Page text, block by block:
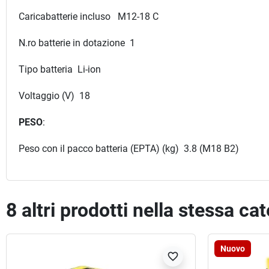
Caricabatterie incluso M12-18 C
N.ro batterie in dotazione 1
Tipo batteria Li-ion
Voltaggio (V) 18
PESO:
Peso con il pacco batteria (EPTA) (kg) 3.8 (M18 B2)
8 altri prodotti nella stessa
favorite_border
Nuovo